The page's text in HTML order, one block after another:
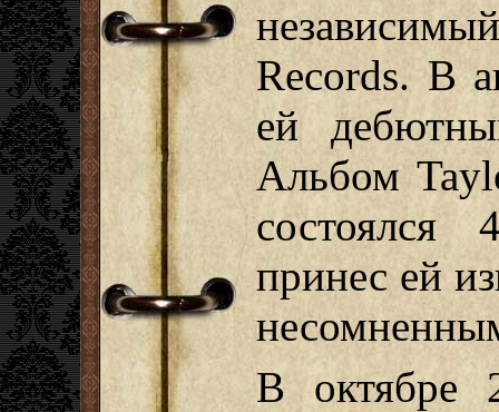
Records. В
ей
Альбом
состоялся
принес ей
В октябре